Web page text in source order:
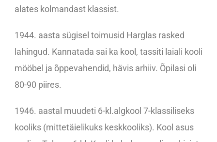
alates kolmandast klassist.
1944. aasta sügisel toimusid Harglas rasked
lahingud. Kannatada sai ka kool, tassiti laiali kooli
mööbel ja õppevahendid, hävis arhiiv. Õpilasi oli
80-90 piires.
1946. aastal muudeti 6-kl.algkool 7-klassiliseks
kooliks (mittetäielikuks keskkooliks). Kool asus